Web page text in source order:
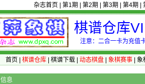
杂志首页 第1期 第2期 第3期 第4期
棋谱仓库
注意：二合一卡为充值
首页 棋谱仓库| 棋谱下载| 动态棋盘| 象棋赛事| 象
息